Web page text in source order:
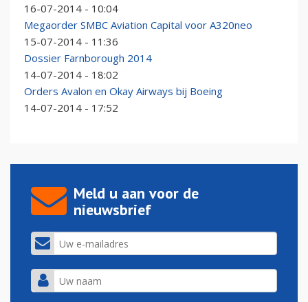
16-07-2014 - 10:04
Megaorder SMBC Aviation Capital voor A320neo
15-07-2014 - 11:36
Dossier Farnborough 2014
14-07-2014 - 18:02
Orders Avalon en Okay Airways bij Boeing
14-07-2014 - 17:52
Meld u aan voor de
nieuwsbrief